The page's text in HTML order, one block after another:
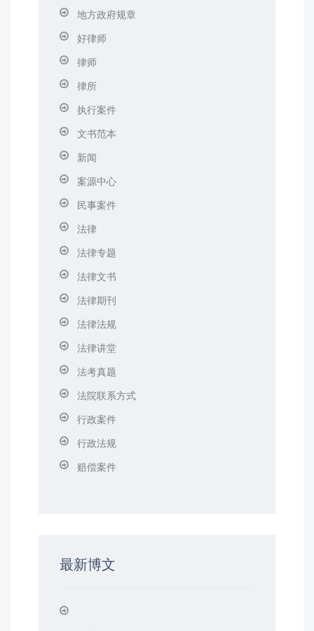
地方政府规章
好律师
律师
律所
执行案件
文书范本
新闻
案源中心
民事案件
法律
法律专题
法律文书
法律期刊
法律法规
法律讲堂
法考真题
法院联系方式
行政案件
行政法规
赔偿案件
最新博文